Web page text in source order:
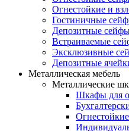
Огнестойкие и
Гостиничные
Депозитные
Встраиваемые
Эксклюзивные
Депозитные
Металлическая мебель
Металлические
Шкафы для